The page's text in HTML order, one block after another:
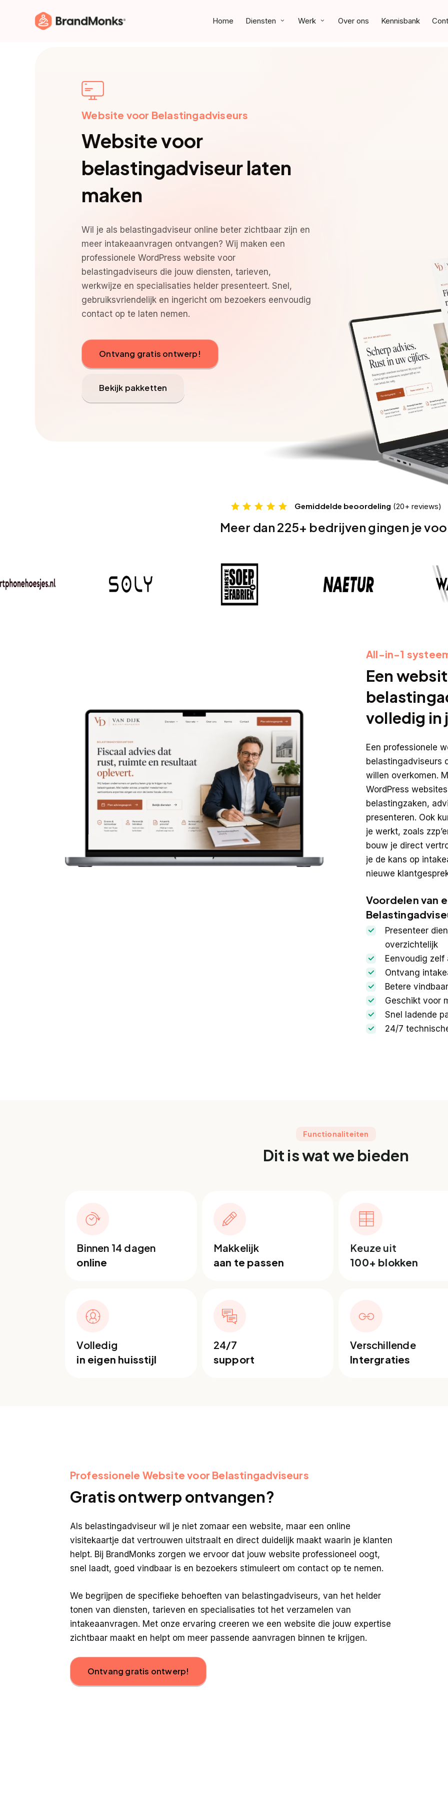
Home Diensten Werk Over ons Kennisbank
Website voor Belastingadviseurs
Website voor
belastingadviseur laten
maken
Wil je als belastingadviseur online beter zichtbaar zijn en
meer intakeaanvragen ontvangen? Wij maken een
professionele WordPress website voor
belastingadviseurs die jouw diensten, tarieven,
werkwijze en specialisaties helder presenteert. Snel,
gebruiksvriendelijk en ingericht om bezoekers eenvoudig
contact op te laten nemen.
Ontvang gratis ontwerp!
Bekijk pakketten
Gemiddelde beoordeling (20+ reviews)
Meer dan 225+ bedrijven gingen je
All-in-1
Een
volledig in
Een professionele
belastingadviseurs
willen overkomen.
WordPress
belastingzaken,
presenteren. Ook
je werkt, zoals
bouw je direct
je de kans op
nieuwe
Voordelen van
Presenteer
overzichtelijk
Eenvoudig zelf
Ontvang
Betere
Geschikt voor
Snel ladende
24/7
Functionaliteiten
Dit is wat we bieden
Binnen 14 dagen
online
Makkelijk
aan te passen
Keuze uit
100+ blokken
Volledig
in eigen huisstijl
24/7
support
Verschillende
Intergraties
Professionele Website voor Belastingadviseurs
Gratis ontwerp ontvangen?
Als belastingadviseur wil je niet zomaar een website, maar een online
visitekaartje dat vertrouwen uitstraalt en direct duidelijk maakt waarin je klanten
helpt. Bij BrandMonks zorgen we ervoor dat jouw website professioneel oogt,
snel laadt, goed vindbaar is en bezoekers stimuleert om contact op te nemen.
We begrijpen de specifieke behoeften van belastingadviseurs, van het helder
tonen van diensten, tarieven en specialisaties tot het verzamelen van
intakeaanvragen. Met onze ervaring creeren we een website die jouw expertise
zichtbaar maakt en helpt om meer passende aanvragen binnen te krijgen.
Ontvang gratis ontwerp!